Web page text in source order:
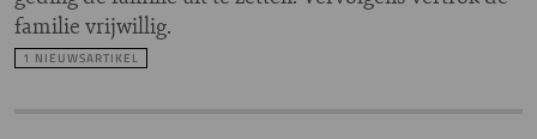
familie vrijwillig.
1 NIEUWSARTIKEL